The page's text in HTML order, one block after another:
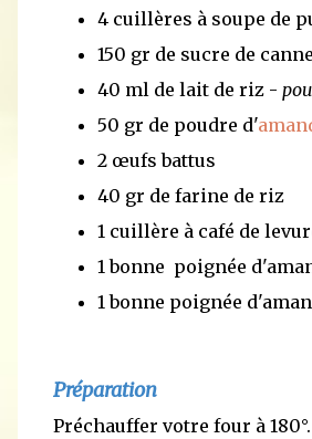
4 cuillères à soupe de
150 gr de sucre de canne
40 ml de lait de riz -
50 gr de poudre d'
2 œufs battus
40 gr de farine de riz
1 cuillère à café de
1 bonne poignée
1 bonne poignée
Préparation
Préchauffer votre four à 180°.